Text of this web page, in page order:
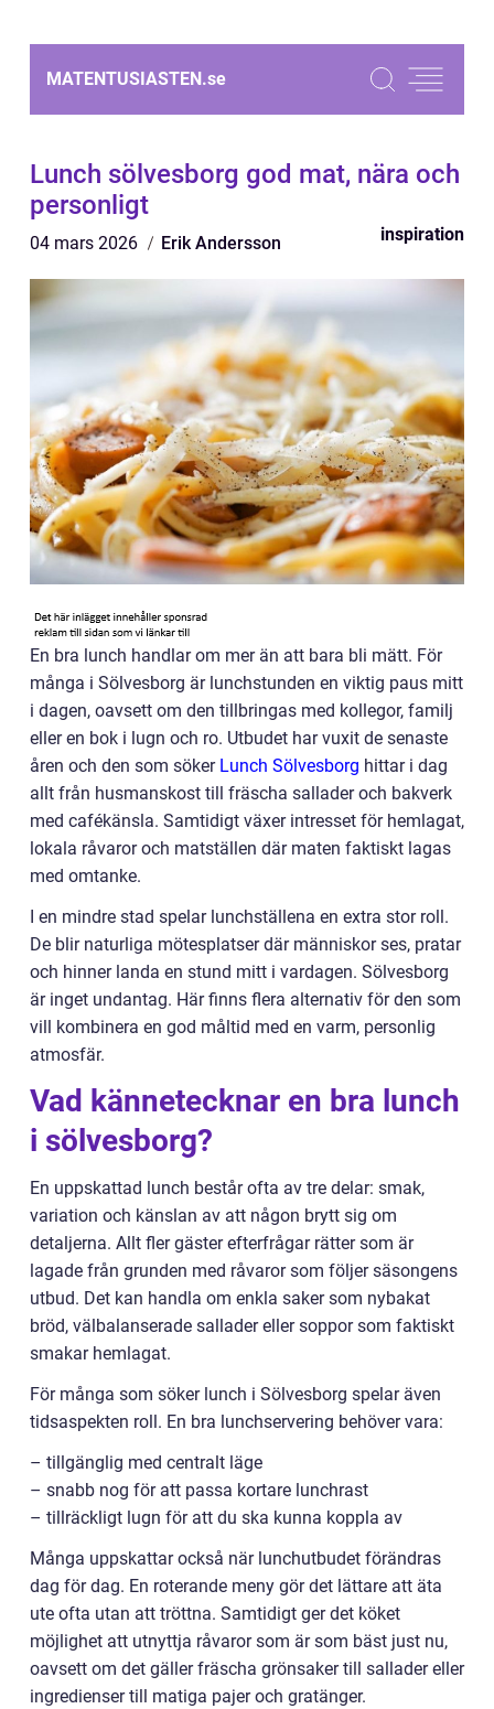
MATENTUSIASTEN.se
Lunch sölvesborg god mat, nära och
personligt
04 mars 2026 Erik Andersson inspiration
En bra lunch handlar om mer än att bara bli mätt. För
många i Sölvesborg är lunchstunden en viktig paus mitt
i dagen, oavsett om den tillbringas med kollegor, familj
eller en bok i lugn och ro. Utbudet har vuxit de senaste
åren och den som söker Lunch Sölvesborg hittar i dag
allt från husmanskost till fräscha sallader och bakverk
med cafékänsla. Samtidigt växer intresset för hemlagat,
lokala råvaror och matställen där maten faktiskt lagas
med omtanke.
I en mindre stad spelar lunchställena en extra stor roll.
De blir naturliga mötesplatser där människor ses, pratar
och hinner landa en stund mitt i vardagen. Sölvesborg
är inget undantag. Här finns flera alternativ för den som
vill kombinera en god måltid med en varm, personlig
atmosfär.
Vad kännetecknar en bra lunch
i sölvesborg?
En uppskattad lunch består ofta av tre delar: smak,
variation och känslan av att någon brytt sig om
detaljerna. Allt fler gäster efterfrågar rätter som är
lagade från grunden med råvaror som följer säsongens
utbud. Det kan handla om enkla saker som nybakat
bröd, välbalanserade sallader eller soppor som faktiskt
smakar hemlagat.
För många som söker lunch i Sölvesborg spelar även
tidsaspekten roll. En bra lunchservering behöver vara:
– tillgänglig med centralt läge
– snabb nog för att passa kortare lunchrast
– tillräckligt lugn för att du ska kunna koppla av
Många uppskattar också när lunchutbudet förändras
dag för dag. En roterande meny gör det lättare att äta
ute ofta utan att tröttna. Samtidigt ger det köket
möjlighet att utnyttja råvaror som är som bäst just nu,
oavsett om det gäller fräscha grönsaker till sallader eller
ingredienser till matiga pajer och gratänger.